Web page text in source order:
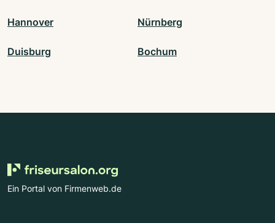
Hannover Nürnberg
Duisburg Bochum
Ein Portal von Firmenweb.de